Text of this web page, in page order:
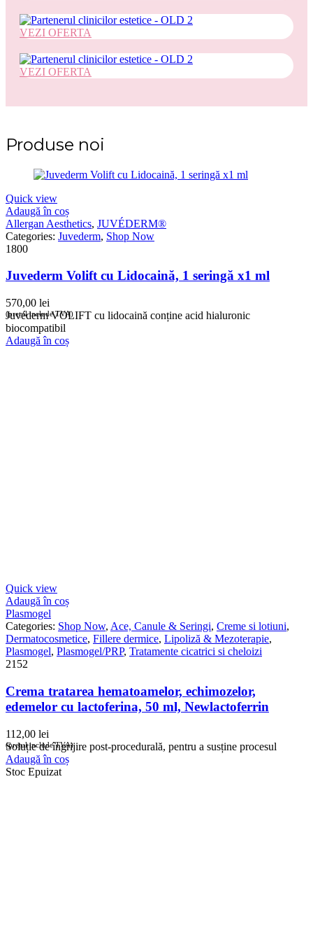
VEZI OFERTA
VEZI OFERTA
Produse noi
Quick view
Adaugă în coș
Allergan Aesthetics, JUVÉDERM®
Categories: Juvederm, Shop Now
1800
Juvederm Volift cu Lidocaină, 1 seringă x1 ml
570,00 lei
(prețul include TVA)
Juvéderm VOLIFT cu lidocaină conține acid hialuronic
biocompatibil
Adaugă în coș
Quick view
Adaugă în coș
Plasmogel
Categories: Shop Now, Ace, Canule & Seringi, Creme si lotiuni,
Dermatocosmetice, Fillere dermice, Lipoliză & Mezoterapie,
Plasmogel, Plasmogel/PRP, Tratamente cicatrici si cheloizi
2152
Crema tratarea hematoamelor, echimozelor,
edemelor cu lactoferina, 50 ml, Newlactoferrin
112,00 lei
(prețul include TVA)
Soluție de îngrijire post-procedurală, pentru a susține procesul
Adaugă în coș
Stoc Epuizat